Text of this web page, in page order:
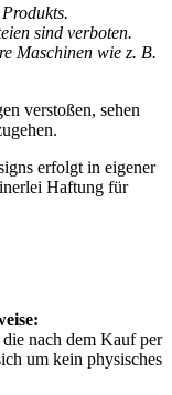
sind verboten.
Maschinen wie z. B.
verstoßen, sehen
erfolgt in eigener
Haftung für
nach dem Kauf per
um kein physisches